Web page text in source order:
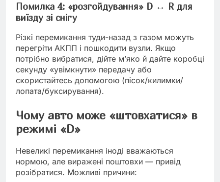
Помилка 4: «розгойдування» D ↔ R для
виїзду зі снігу
Різкі перемикання туди-назад з газом можуть
перегріти АКПП і пошкодити вузли. Якщо
потрібно вибратися, дійте м’яко й дайте коробці
секунду «увімкнути» передачу або
скористайтесь допомогою (пісок/килимки/
лопата/буксирування).
Чому авто може «штовхатися» в
режимі «D»
Невеликі перемикання іноді вважаються
нормою, але виражені поштовхи — привід
розібратися. Можливі причини: